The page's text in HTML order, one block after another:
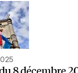
8 décembre